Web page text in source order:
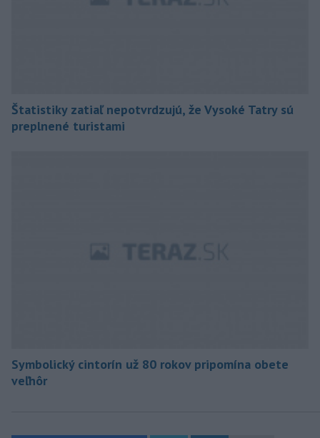
Štatistiky zatiaľ nepotvrdzujú, že Vysoké Tatry sú
preplnené turistami
Symbolický cintorín už 80 rokov pripomína obete
veľhôr